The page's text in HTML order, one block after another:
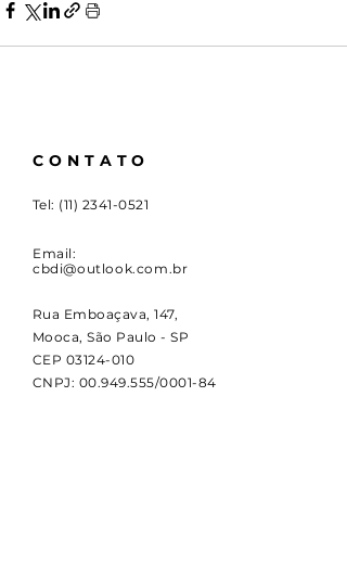
CONTATO
Tel: (11) 2341-0521
Email:
cbdi@outlook.com.br
Rua Emboaçava, 147,
Mooca, São Paulo - SP
CEP 03124-010
CNPJ: 00.949.555/0001-84